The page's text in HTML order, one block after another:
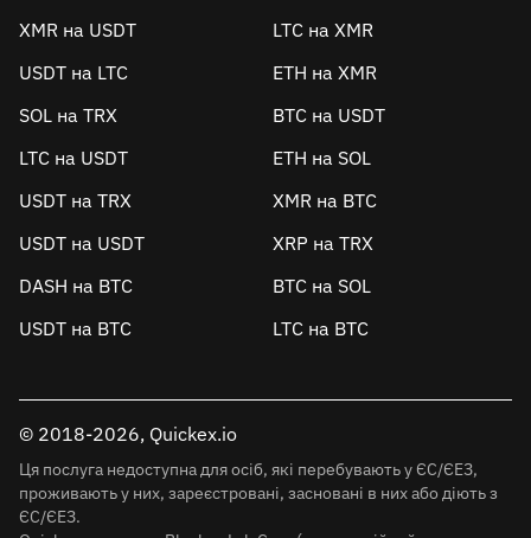
XMR на USDT
LTC на XMR
USDT на LTC
ETH на XMR
SOL на TRX
BTC на USDT
LTC на USDT
ETH на SOL
USDT на TRX
XMR на BTC
USDT на USDT
XRP на TRX
DASH на BTC
BTC на SOL
USDT на BTC
LTC на BTC
© 2018-2026, Quickex.io
Ця послуга недоступна для осіб, які перебувають у ЄС/ЄЕЗ,
проживають у них, зареєстровані, засновані в них або діють з
ЄС/ЄЕЗ.